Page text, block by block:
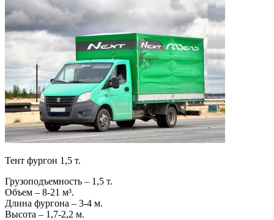
Тент фургон 1,5 т.
Грузоподъемность – 1,5 т.
Объем – 8-21 м³.
Длина фургона – 3-4 м.
Высота – 1,7-2,2 м.